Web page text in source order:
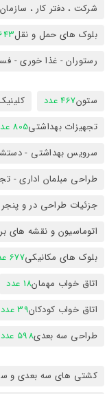
شرکت ، دفتر کار ، سازمان
بلوک های حمل و نقل643
رستوران - غذا خوری -
ستون467 عدد
تجهیزات بهداشتی805 عدد
سرویس بهداشتی -
طراحی مبلمان اداری -
جزئیات طراحی در و
اتوماسیون و نقشه های
بلوک های مکانیکی677 عدد
اتاق خواب مهمان18 عدد
اتاق خواب کودکان39 عدد
طراحی سه بعدی598 عدد
کشتی های سه بعدی و